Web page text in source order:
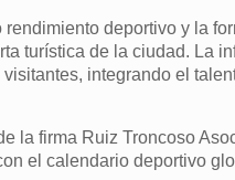
deportivo y la
turística de la ciudad. La
integrando el
la firma Ruiz Troncoso
el calendario deportivo